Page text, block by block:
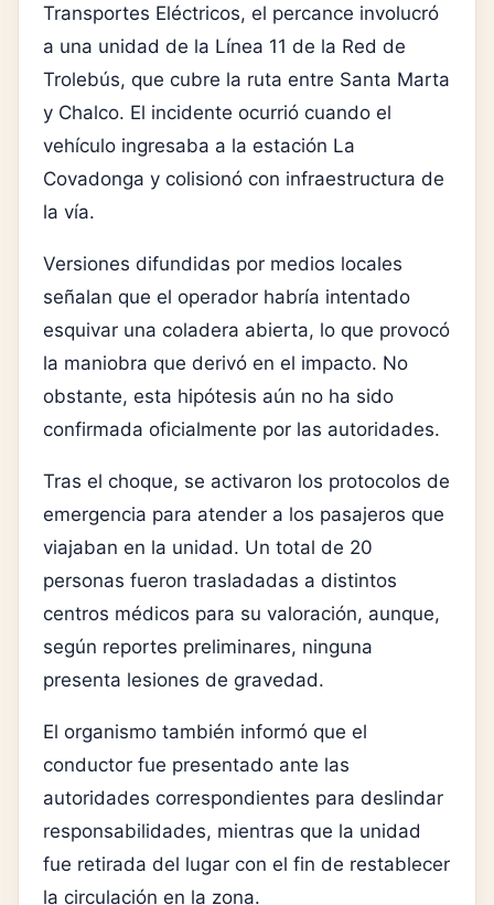
Transportes Eléctricos, el percance involucró
a una unidad de la Línea 11 de la Red de
Trolebús, que cubre la ruta entre Santa Marta
y Chalco. El incidente ocurrió cuando el
vehículo ingresaba a la estación La
Covadonga y colisionó con infraestructura de
la vía.
Versiones difundidas por medios locales
señalan que el operador habría intentado
esquivar una coladera abierta, lo que provocó
la maniobra que derivó en el impacto. No
obstante, esta hipótesis aún no ha sido
confirmada oficialmente por las autoridades.
Tras el choque, se activaron los protocolos de
emergencia para atender a los pasajeros que
viajaban en la unidad. Un total de 20
personas fueron trasladadas a distintos
centros médicos para su valoración, aunque,
según reportes preliminares, ninguna
presenta lesiones de gravedad.
El organismo también informó que el
conductor fue presentado ante las
autoridades correspondientes para deslindar
responsabilidades, mientras que la unidad
fue retirada del lugar con el fin de restablecer
la circulación en la zona.